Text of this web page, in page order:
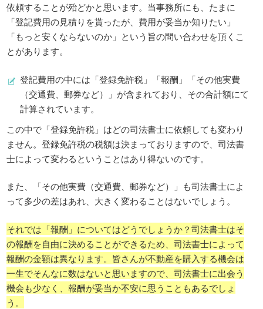
依頼することが殆どかと思います。当事務所にも、たまに
「登記費用の見積りを貰ったが、費用が妥当か知りたい」
「もっと安くならないのか」という旨の問い合わせを頂くこ
とがあります。
登記費用の中には「登録免許税」「報酬」「その他実費
（交通費、郵券など）」が含まれており、その合計額にて
計算されています。
この中で「登録免許税」はどの司法書士に依頼しても変わり
ません。登録免許税の税額は決まっておりますので、司法書
士によって変わるということはあり得ないのです。
また、「その他実費（交通費、郵券など）」も司法書士によ
って多少の差はあれ、大きく変わることはないでしょう。
それでは「報酬」についてはどうでしょうか？司法書士はそ
の報酬を自由に決めることができるため、司法書士によって
報酬の金額は異なります。皆さんが不動産を購入する機会は
一生でそんなに数はないと思いますので、司法書士に出会う
機会も少なく、報酬が妥当か不安に思うこともあるでしょ
う。